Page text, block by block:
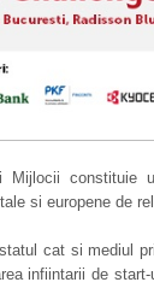
Mijlocii constituie
si europene de
cat si mediul
infiintarii de